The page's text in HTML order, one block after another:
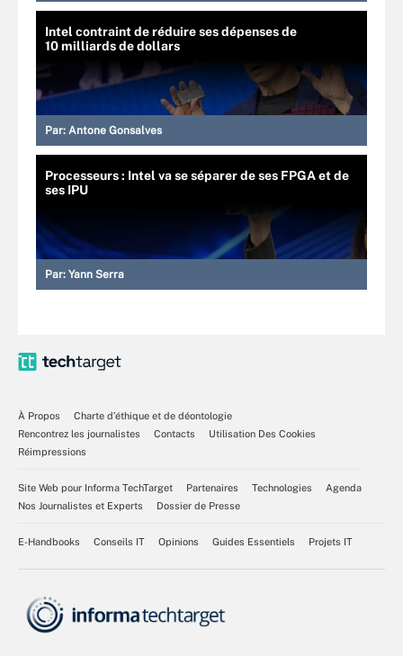
Intel contraint de réduire ses dépenses de
10 milliards de dollars
Par: Antone Gonsalves
Processeurs : Intel va se séparer de ses FPGA et de
ses IPU
Par: Yann Serra
À Propos
Charte d’éthique et de déontologie
Rencontrez les journalistes
Contacts
Utilisation Des Cookies
Réimpressions
Site Web pour Informa TechTarget Partenaires Technologies
Agenda
Nos Journalistes et Experts
Dossier de Presse
E-Handbooks Conseils IT Opinions Guides Essentiels Projets IT